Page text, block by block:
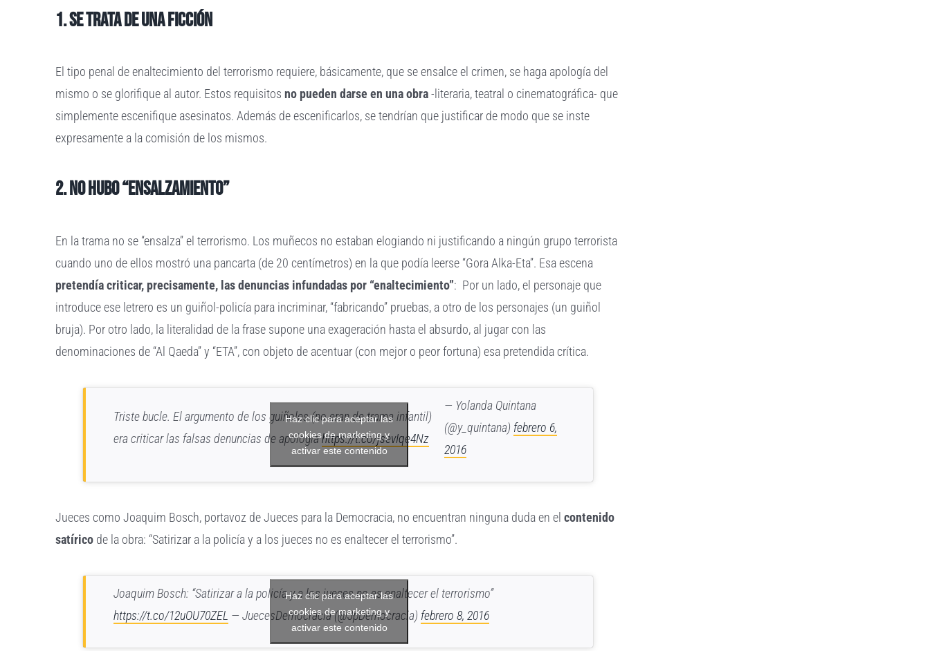
1. Se trata de una ficción
El tipo penal de enaltecimiento del terrorismo requiere, básicamente, que se ensalce el crimen, se haga apología del
mismo o se glorifique al autor. Estos requisitosno pueden darse en una obra-literaria, teatral o cinematográfica- que
simplemente escenifique asesinatos. Además de escenificarlos, se tendrían que justificar de modo que se inste
expresamente a la comisión de los mismos.
2. No hubo “ensalzamiento”
En la trama no se “ensalza” el terrorismo. Los muñecos no estaban elogiando ni justificando a ningún grupo terrorista
cuando uno de ellos mostró una pancarta (de 20 centímetros) en la que podía leerse “Gora Alka-Eta”. Esa escena
pretendía criticar, precisamente, las denuncias infundadas por “enaltecimiento”: Por un lado, el personaje que
introduce ese letrero es un guiñol-policía para incriminar, “fabricando” pruebas, a otro de los personajes (un guiñol
bruja). Por otro lado, la literalidad de la frase supone una exageración hasta el absurdo, al jugar con las
denominaciones de “Al Qaeda” y “ETA”, con objeto de acentuar (con mejor o peor fortuna) esa pretendida crítica.
Triste bucle. El argumento de los guiñoles (no eran de trama infantil)
era criticar las falsas denuncias de apologíahttps://t.co/jsevIqe4Nz
— Yolanda Quintana
(@y_quintana) febrero 6,
2016
Haz clic para aceptar las
cookies de marketing y
activar este contenido
Jueces como Joaquim Bosch, portavoz de Jueces para la Democracia, no encuentran ninguna duda en elcontenido
satírico de la obra: “Satirizar a la policía y a los jueces no es enaltecer el terrorismo”.
Joaquim Bosch: “Satirizar a la policía y a los jueces no es enaltecer el terrorismo”
https://t.co/12uOU70ZEL — JuecesDemocracia (@JpDemocracia) febrero 8, 2016
Haz clic para aceptar las
cookies de marketing y
activar este contenido